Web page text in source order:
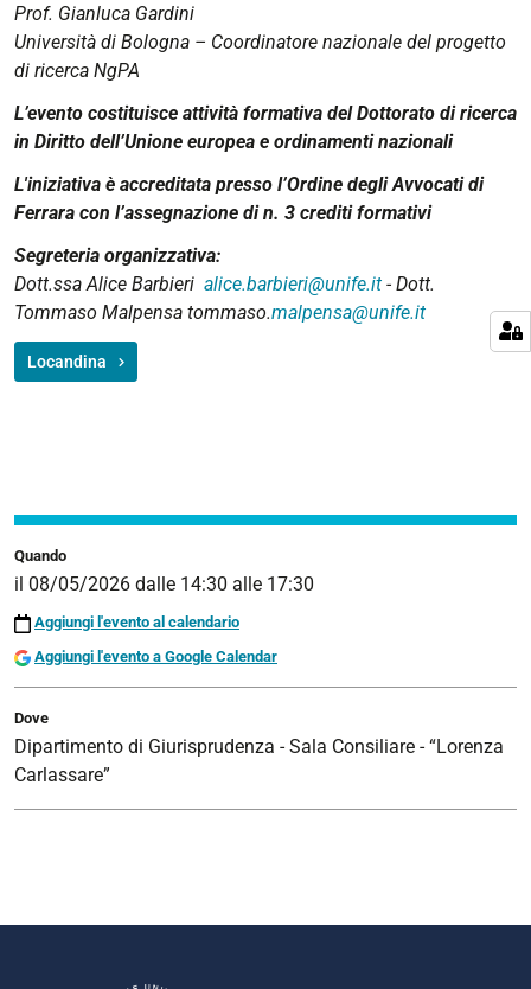
Quando
il 08/05/2026 dalle 14:30 alle 17:30
Aggiungi l'evento al calendario
Aggiungi l'evento a Google Calendar
Dove
Dipartimento di Giurisprudenza - Sala Consiliare - “Lorenza
Carlassare”
Prof. Gianluca Gardini
Università di Bologna – Coordinatore nazionale del progetto
di ricerca NgPA
L’evento costituisce attività formativa del Dottorato di ricerca
in Diritto dell’Unione europea e ordinamenti nazionali
L'iniziativa è accreditata presso l’Ordine degli Avvocati di
Ferrara con l’assegnazione di n. 3 crediti formativi
Segreteria organizzativa:
Dott.ssa Alice Barbieri alice.barbieri@unife.it - Dott.
Tommaso Malpensa tommaso.malpensa@unife.it
Locandina